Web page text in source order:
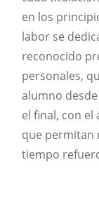
en los
labor se
reconocido
personales,
alumno
el final, con
que permitan
tiempo